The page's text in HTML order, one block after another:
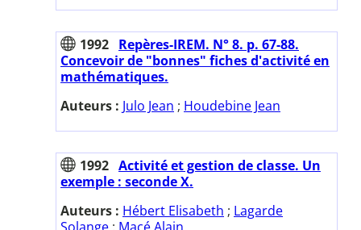
1992 Repères-IREM. N° 8. p. 67-88.
Concevoir de "bonnes" fiches d'activité en
mathématiques.
Auteurs : Julo Jean ; Houdebine Jean
1992 Activité et gestion de classe. Un
exemple : seconde X.
Auteurs : Hébert Elisabeth ; Lagarde